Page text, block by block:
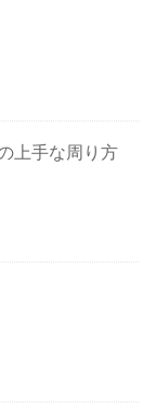
上手な周り方